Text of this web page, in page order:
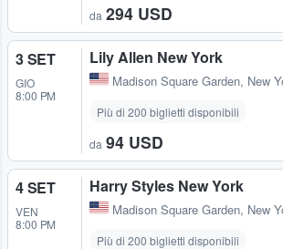
da 294 USD
3 SET
GIO
8:00 PM
Lily Allen New York
Madison Square Garden, New
Più di 200 biglietti disponibili
da 94 USD
4 SET
VEN
8:00 PM
Harry Styles New York
Madison Square Garden, New
Più di 200 biglietti disponibili